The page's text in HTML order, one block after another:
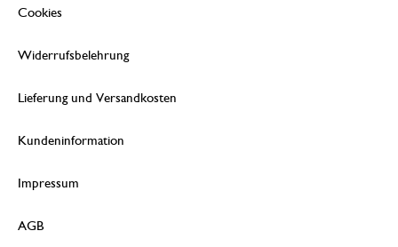
Cookies
Widerrufsbelehrung
Lieferung und Versandkosten
Kundeninformation
Impressum
AGB